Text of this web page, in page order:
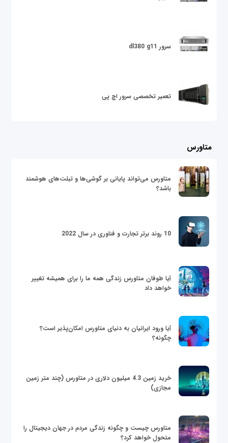
سرور dl380 g11
تعمیر تخصصی سرور اچ پی
متاورس
متاورس می‌تواند پایانی بر گوشی‌ها و تبلت‌های هوشمند
باشد؟
10 روند برتر تجارت و فناوری در سال 2022
آیا طوفان متاورس زندگی همه ما را برای همیشه تغییر
خواهد داد
آیا ورود ایرانیان به دنیای متاورس امکان‌پذیر است؟
چگونه؟
خرید زمین 4.3 میلیون دلاری در متاورس (چند متر زمین
مجازی)
متاورس چیست و چگونه زندگی مردم در جهان دیجیتال را
متحول خواهد کرد؟